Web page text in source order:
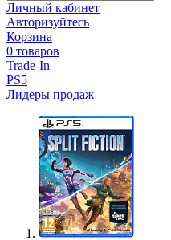
Личный кабинет
Авторизуйтесь
Корзина
0 товаров
Trade-In
PS5
Лидеры продаж